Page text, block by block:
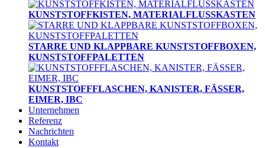
KUNSTSTOFFKISTEN, MATERIALFLUSSKASTEN
STARRE UND KLAPPBARE KUNSTSTOFFBOXEN,
KUNSTSTOFFPALETTEN
KUNSTSTOFFFLASCHEN, KANISTER, FÄSSER,
EIMER, IBC
Unternehmen
Referenz
Nachrichten
Kontakt